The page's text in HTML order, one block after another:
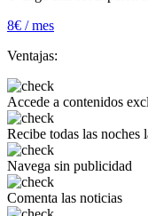
8€ / mes
Ventajas:
Accede a contenidos
Recibe todas las noches
Navega sin publicidad
Comenta las noticias